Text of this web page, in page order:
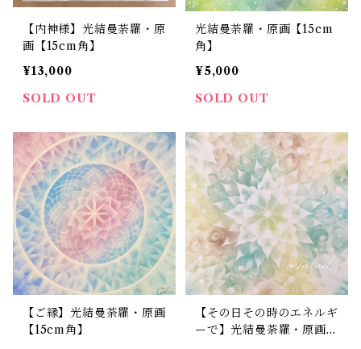
【内神様】光結曼荼羅・原
画【15cm角】
¥13,000
SOLD OUT
光結曼荼羅・原画【15cm
角】
¥5,000
SOLD OUT
【ご縁】光結曼荼羅・原画
【15cm角】
【その日その時のエネルギ
ーで】光結曼荼羅・原画